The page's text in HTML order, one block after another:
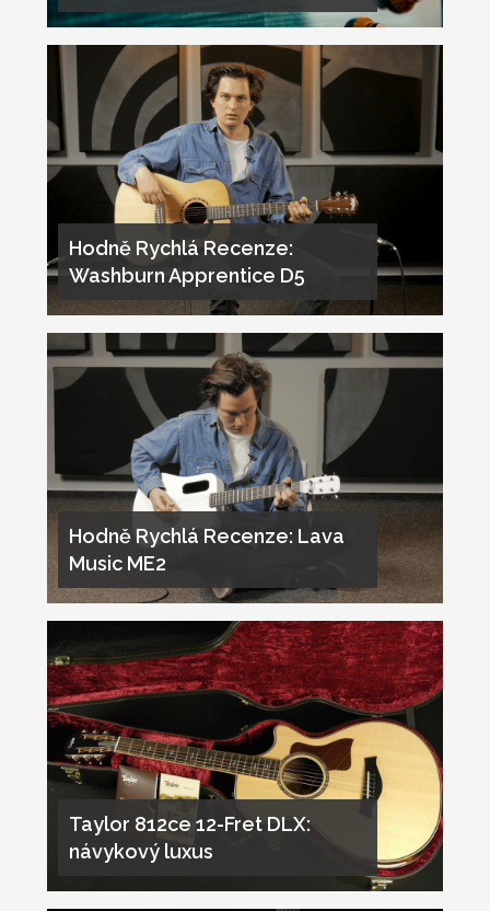
Hodně Rychlá Recenze:
Washburn Apprentice D5
Hodně Rychlá Recenze: Lava
Music ME2
Taylor 812ce 12-Fret DLX:
návykový luxus